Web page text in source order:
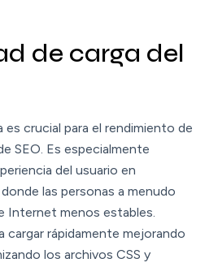
de carga del
es crucial para el rendimiento de
SEO. Es especialmente
del usuario en
las personas a menudo
Internet menos estables.
cargar rápidamente mejorando
los archivos CSS y